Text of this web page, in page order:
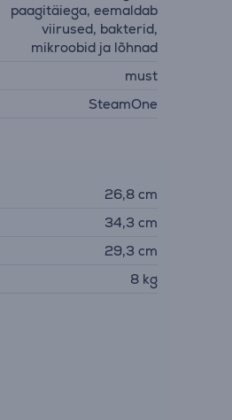
paagitäiega, eemaldab
viirused, bakterid,
mikroobid ja lõhnad
must
SteamOne
26,8 cm
34,3 cm
29,3 cm
8 kg